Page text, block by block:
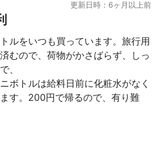
更新日時：6ヶ月以上前
ルをいつも買っています。旅行用
むので、荷物がかさばらず、しっ
、
ボトルは給料日前に化粧水がなく
す。200円で帰るので、有り難